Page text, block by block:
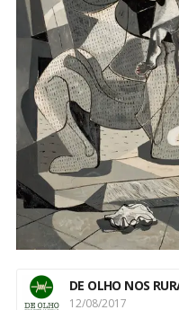
DE OLHO NOS
12/08/2017